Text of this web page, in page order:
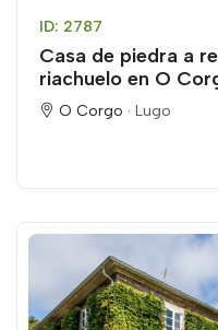
ID: 2787
Casa de piedra a
riachuelo en O
O Corgo · Lugo